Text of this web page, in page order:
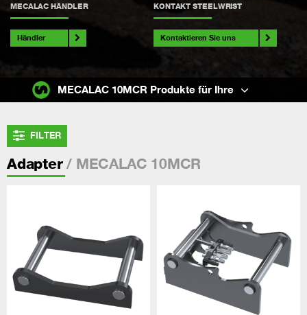
MECALAC HÄNDLER
Händler
KONTAKT STEELWRIST
Kontaktieren Sie uns
FILTER
Adapter/ MECALAC 10MCR
MECALAC 10MCR Produkte für Ihre